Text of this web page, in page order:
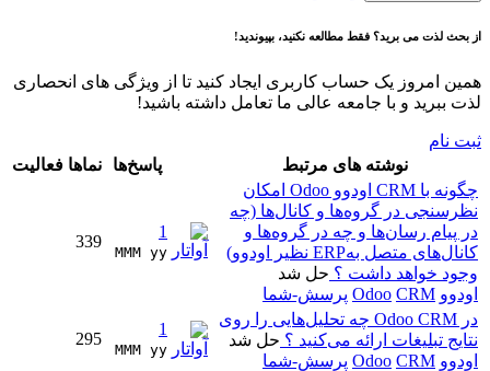
از بحث لذت می برید؟ فقط مطالعه نکنید، بپیوندید!
همین امروز یک حساب کاربری ایجاد کنید تا از ویژگی های انحصاری
لذت ببرید و با جامعه عالی ما تعامل داشته باشید!
ثبت نام
نوشته های مرتبط
پاسخ‌ها نماها فعالیت
چگونه با CRM اودوو Odoo امکان
نظرسنجی در گروه‌ها و کانال‌ها (چه
در پیام رسان‌ها و چه در گروه‌ها و
کانال‌های متصل بهERP نظیر اودوو)
وجود خواهد داشت ؟ حل شد
اودوو
Odoo CRM پرسش-شما
1
MMM yy
339
در Odoo CRM چه تحلیل‌هایی را روی
نتایج تبلیغات ارائه می‌کنید ؟ حل شد
اودوو
Odoo CRM پرسش-شما
1
MMM yy
295